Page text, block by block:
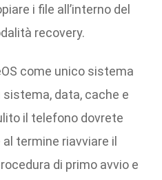
i file all’interno del
recovery.
come unico sistema
data, cache e
il telefono dovrete
termine riavviare il
di primo avvio e